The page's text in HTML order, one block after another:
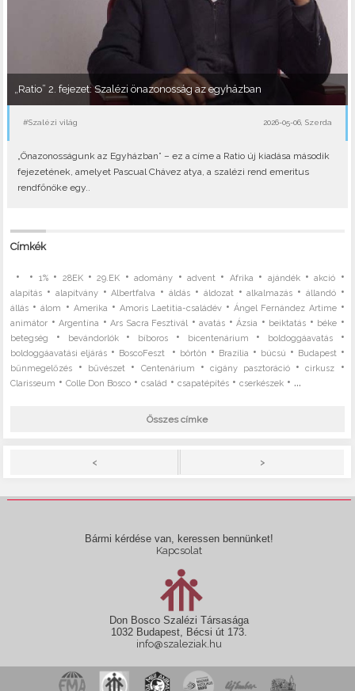
„Ratio” 2. fejezet: Szalézi önazonosság az egyházban
#Szalézi világ 2026-05-06, Szerda
„Önazonosságunk az Egyházban” – ez a címe a Ratio új kiadása második
fejezetének, amelyet Pascual Chávez atya, a szalézi rend emeritus
rendfőnöke egy..
Címkék
• • 1%• 28EK•29.EK •adomány •advent • Afrika • ajándék•akció •
alapítás • alapítvány•Albertfalva •áldás • áldozat •alkalmazás • állandó•
állás •álom • Amerika • Amoris Laetitia-családév •Ángel Fernández Artime•
animátor •Argentína •Ars Sacra Fesztivál •avatás •Ázsia • beiktatás • béke •
betegség • bevándorlók• bíboros • bicentenárium • boldoggáavatás•
boldoggáavatási eljárás • BoscoFeszt • börtön • Brazília • búcsú • Budapest •
bűnmegelőzés • bűvészet • Centenárium •cigány pasztoráció•cirkusz •
Clarisseum •Colle Don Bosco •család •csapatépítés •cserkészek • ...
Összes címke
< >
Bármi kérdése van, keressen bennünket!
Kapcsolat
Don Bosco Szalézi Társasága
1032 Budapest, Bécsi út 173.
info@szaleziak.hu